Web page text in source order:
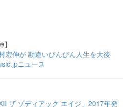
宏伸が 勘違いびんびん人生を大後
ニュース
ザ ゾディアック エイジ」2017年発